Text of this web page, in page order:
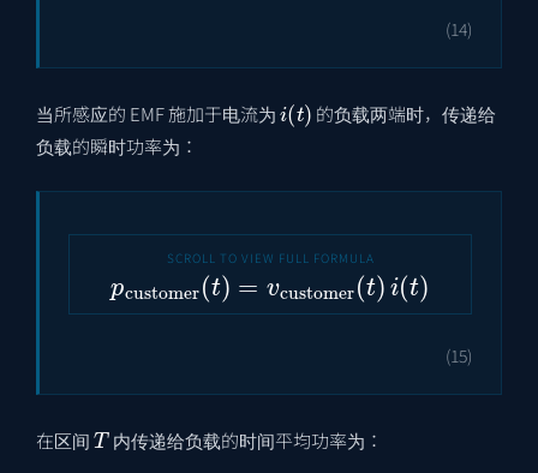
(14)
当所感应的 EMF 施加于电流为
(t )
的负载两端时，传递给
负载的瞬时功率为：
customer( )= vcustomer(t)i(
(15)
在区间
T
内传递给负载的时间平均功率为：